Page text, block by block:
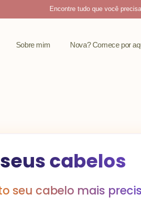
Encontre tudo que você
Sobre mim Nova? Comece por
cabelos
seu cabelo mais